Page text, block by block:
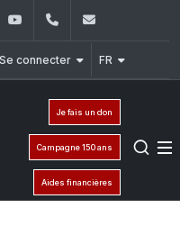
LinkedInYouTube+961 (1) 421 000
Se connecter FR
Je fais un don
Campagne 150 ans
Aides financières